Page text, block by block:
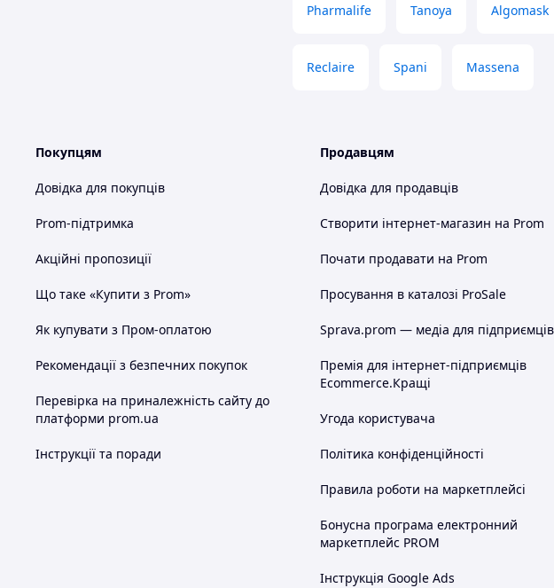
Pharmalife Tanoya Algomask
Reclaire Spani Massena
Покупцям
Довідка для покупців
Prom-підтримка
Акційні пропозиції
Що таке «Купити з Prom»
Як купувати з Пром-оплатою
Рекомендації з безпечних покупок
Перевірка на приналежність сайту до
платформи prom.ua
Інструкції та поради
Продавцям
Довідка для продавців
Створити інтернет-магазин на Prom
Почати продавати на Prom
Просування в каталозі ProSale
Sprava.prom — медіа для підприємців
Премія для інтернет-підприємців
Ecommerce.Кращі
Угода користувача
Політика конфіденційності
Правила роботи на маркетплейсі
Бонусна програма електронний
маркетплейс PROM
Інструкція Google Ads